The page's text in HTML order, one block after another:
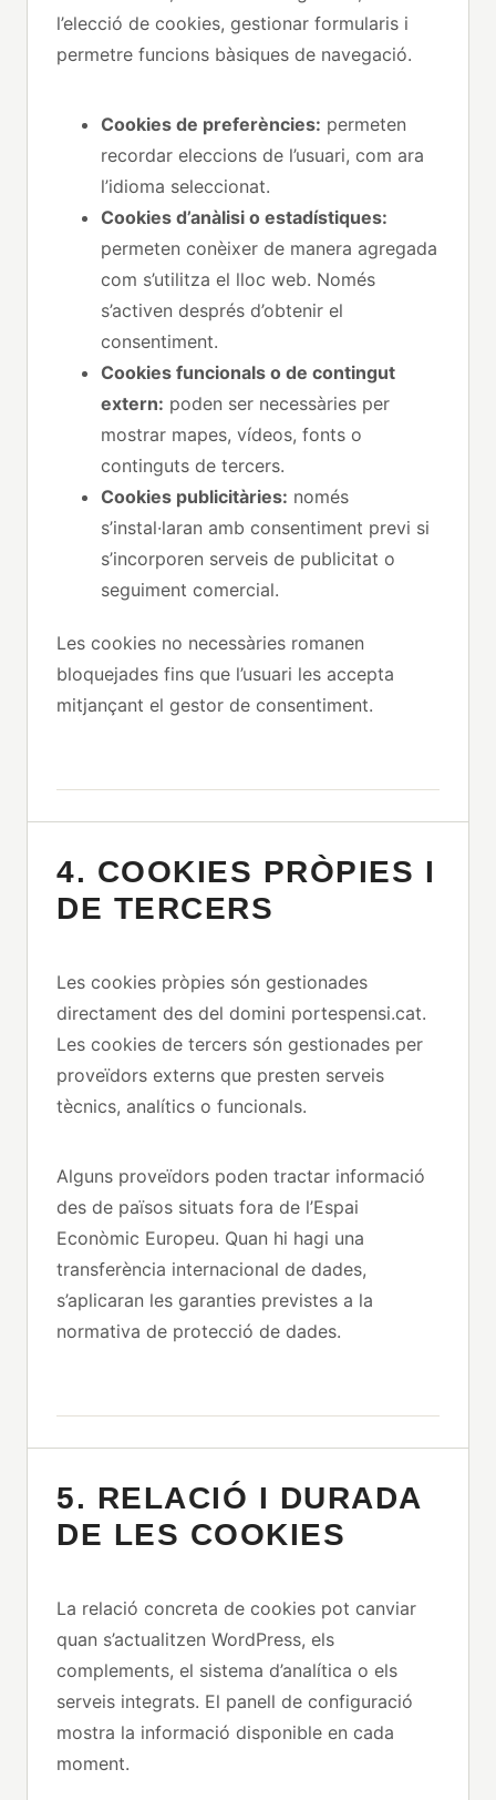
l’elecció de cookies, gestionar formularis i
permetre funcions bàsiques de navegació.
Cookies de preferències: permeten
recordar eleccions de l’usuari, com ara
l’idioma seleccionat.
Cookies d’anàlisi o estadístiques:
permeten conèixer de manera agregada
com s’utilitza el lloc web. Només
s’activen després d’obtenir el
consentiment.
Cookies funcionals o de contingut
extern: poden ser necessàries per
mostrar mapes, vídeos, fonts o
continguts de tercers.
Cookies publicitàries: només
s’instal·laran amb consentiment previ si
s’incorporen serveis de publicitat o
seguiment comercial.
Les cookies no necessàries romanen
bloquejades fins que l’usuari les accepta
mitjançant el gestor de consentiment.
4. COOKIES PRÒPIES I
DE TERCERS
Les cookies pròpies són gestionades
directament des del domini portespensi.cat.
Les cookies de tercers són gestionades per
proveïdors externs que presten serveis
tècnics, analítics o funcionals.
Alguns proveïdors poden tractar informació
des de països situats fora de l’Espai
Econòmic Europeu. Quan hi hagi una
transferència internacional de dades,
s’aplicaran les garanties previstes a la
normativa de protecció de dades.
5. RELACIÓ I DURADA
DE LES COOKIES
La relació concreta de cookies pot canviar
quan s’actualitzen WordPress, els
complements, el sistema d’analítica o els
serveis integrats. El panell de configuració
mostra la informació disponible en cada
moment.